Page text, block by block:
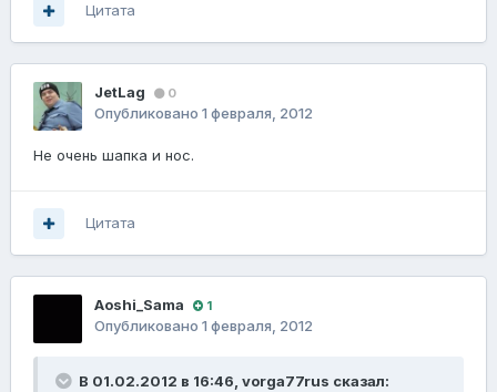
Цитата
JetLag 0
Опубликовано 1 февраля, 2012
Не очень шапка и нос.
Цитата
Aoshi_Sama 1
Опубликовано 1 февраля, 2012
В 01.02.2012 в 16:46, vorga77rus сказал: